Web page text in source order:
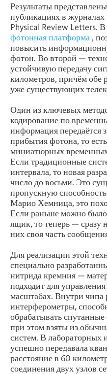
Результаты
публикациях в
Physical Review Letters.
фотонная платформа ,
повысить
фотон. Во второй —
устойчивую передачу
километров, причём обе
уже существующих
Один из ключевых
кодирование по
информация передаётся
прибытия фотона, то
миниатюрных
Если традиционные
интервала, то новая
число до восьми. Это
пропускную
Марио Хемница, это
Если раньше можно было
ящик, то теперь — сразу
них своя часть
Для реализации этой
специально
нитрида кремния —
подходит для
масштабах. Внутри
интерферометры,
обрабатывать
при этом взяты из
систем. В лабораторных
успешно передавала
расстояние в 60
соединения двух узлов